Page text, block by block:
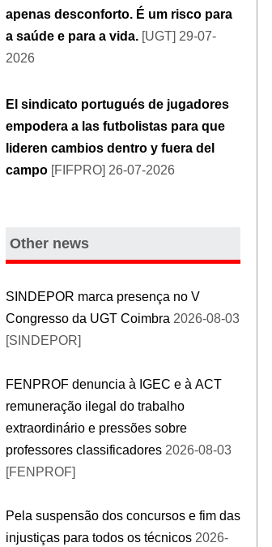
apenas desconforto. É um risco para
a saúde e para a vida. [UGT] 29-07-
2026
El sindicato portugués de jugadores
empodera a las futbolistas para que
lideren cambios dentro y fuera del
campo [FIFPRO] 26-07-2026
Other news
SINDEPOR marca presença no V
Congresso da UGT Coimbra 2026-08-03
[SINDEPOR]
FENPROF denuncia à IGEC e à ACT
remuneração ilegal do trabalho
extraordinário e pressões sobre
professores classificadores 2026-08-03
[FENPROF]
Pela suspensão dos concursos e fim das
injustiças para todos os técnicos 2026-